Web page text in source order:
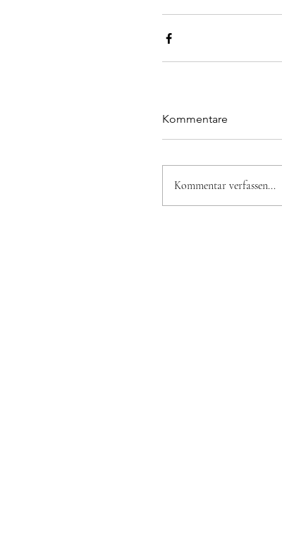
Kommentare
Kommentar verfassen...